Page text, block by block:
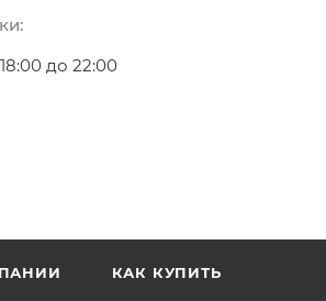
до 22:00
КАК КУПИТЬ